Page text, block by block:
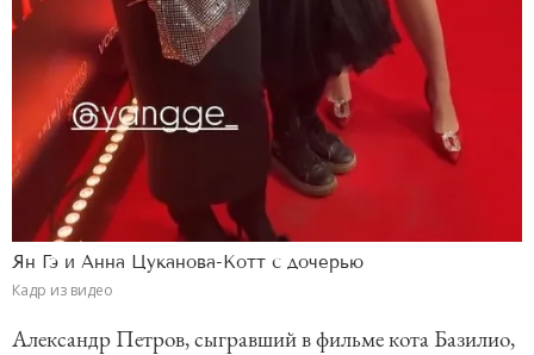
Ян Гэ и Анна Цуканова-Котт с дочерью
Кадр из видео
Александр Петров, сыгравший в фильме кота Базилио,